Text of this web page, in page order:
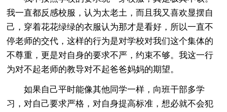
我一直都反感校服，认为太老土，而且我又喜欢显摆自
己，穿着花花绿绿的衣服认为那才是看好，所以一直不
停老师的交代，这样的行为是对学校对我们这个集体的
不尊重，更是对自身的要求不严，约束不够。我这一行
为对不起老师的教导对不起爸爸妈妈的期望。
如果自己平时能像其他同学一样，向班干部多学
习，对自己要求严格，对自身提高标准，想必就不会犯